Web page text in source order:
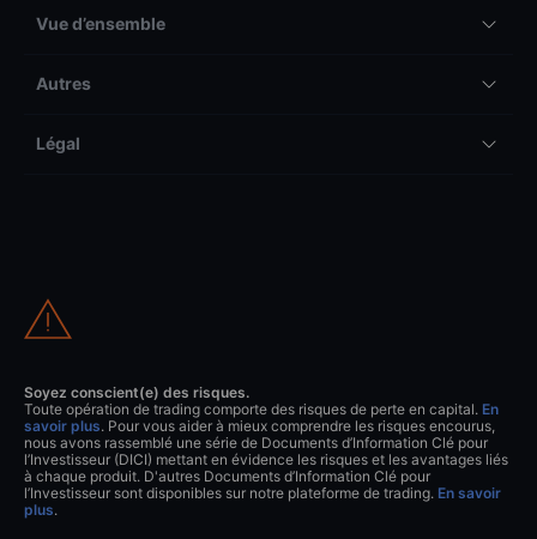
Vue d’ensemble
Autres
Légal
Soyez conscient(e) des risques.
Toute opération de trading comporte des risques de perte en capital. En
savoir plus. Pour vous aider à mieux comprendre les risques encourus,
nous avons rassemblé une série de Documents d’Information Clé pour
l’Investisseur (DICI) mettant en évidence les risques et les avantages liés
à chaque produit. D'autres Documents d’Information Clé pour
l’Investisseur sont disponibles sur notre plateforme de trading. En savoir
plus.